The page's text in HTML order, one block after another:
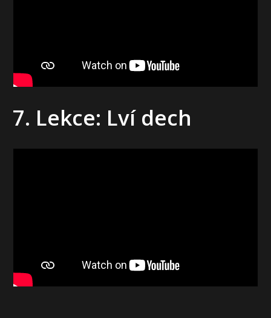
7. Lekce: Lví dech